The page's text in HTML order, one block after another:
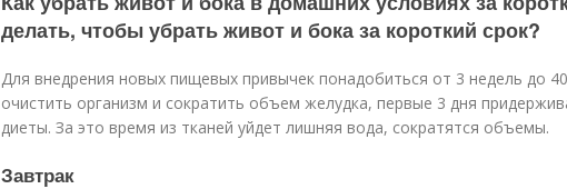
делать, чтобы убрать живот и бока за короткий срок?
Для внедрения новых пищевых привычек понадобиться от 3 недель до
очистить организм и сократить объем желудка, первые 3 дня
диеты. За это время из тканей уйдет лишняя вода, сократятся объемы.
Завтрак